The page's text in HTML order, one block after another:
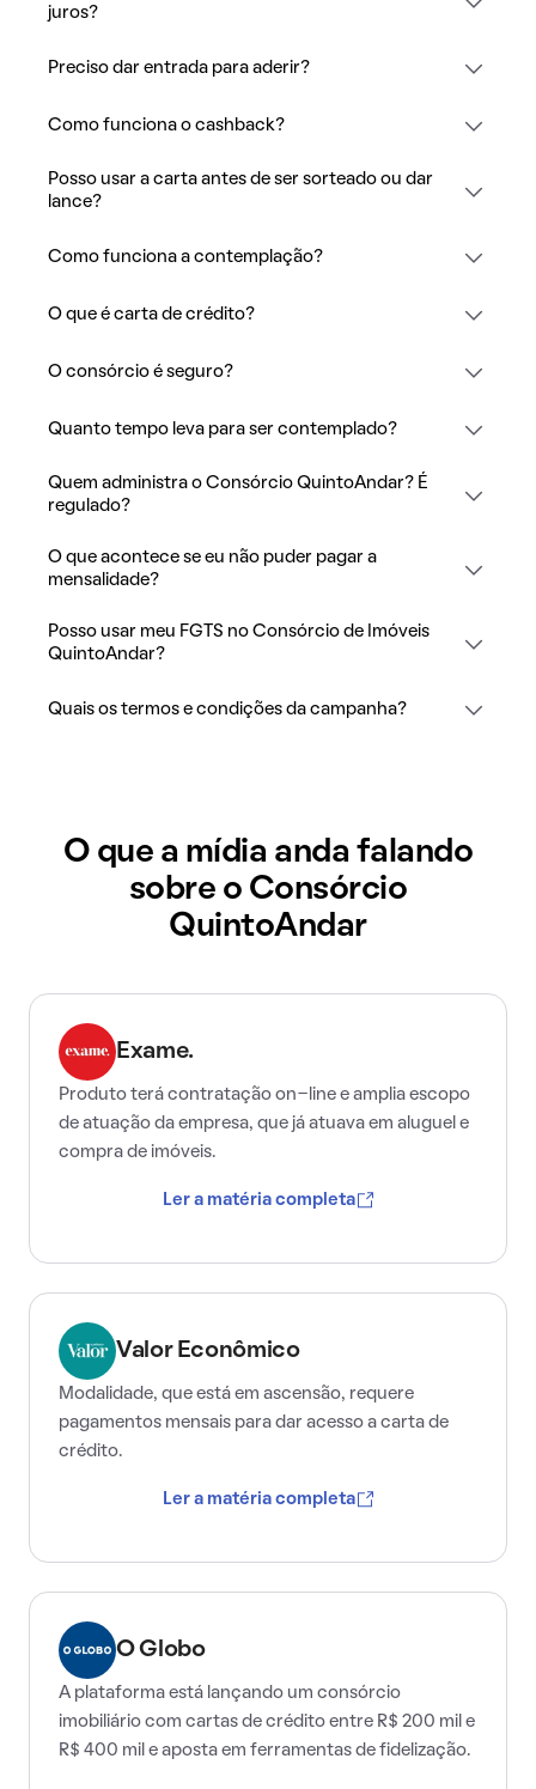
juros?
Preciso dar entrada para aderir?
Como funciona o cashback?
Posso usar a carta antes de ser sorteado ou dar
lance?
Como funciona a contemplação?
O que é carta de crédito?
O consórcio é seguro?
Quanto tempo leva para ser contemplado?
Quem administra o Consórcio QuintoAndar? É
regulado?
O que acontece se eu não puder pagar a
mensalidade?
Posso usar meu FGTS no Consórcio de Imóveis
QuintoAndar?
Quais os termos e condições da campanha?
O que a mídia anda falando
sobre o Consórcio
QuintoAndar
Exame.
Produto terá contratação on-line e amplia escopo
de atuação da empresa, que já atuava em aluguel e
compra de imóveis.
Ler a matéria completa
Valor Econômico
Modalidade, que está em ascensão, requere
pagamentos mensais para dar acesso a carta de
crédito.
Ler a matéria completa
O Globo
A plataforma está lançando um consórcio
imobiliário com cartas de crédito entre R$ 200 mil e
R$ 400 mil e aposta em ferramentas de fidelização.